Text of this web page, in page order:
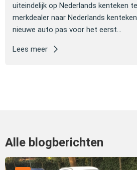
uiteindelijk op Nederlands kenteken
merkdealer naar Nederlands
nieuwe auto pas voor het eerst...
Lees meer
Alle blogberichten